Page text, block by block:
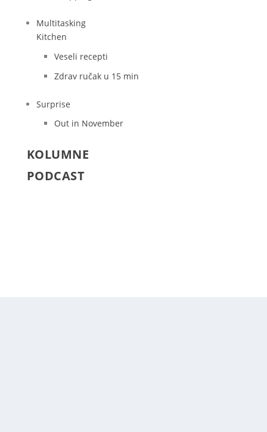
Multitasking
Kitchen
Veseli recepti
Zdrav ručak u 15 min
Surprise
Out in November
KOLUMNE
PODCAST